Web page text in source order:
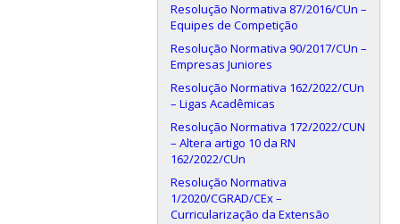
Resolução Normativa 87/2016/CUn –
Equipes de Competição
Resolução Normativa 90/2017/CUn –
Empresas Juniores
Resolução Normativa 162/2022/CUn
– Ligas Acadêmicas
Resolução Normativa 172/2022/CUN
– Altera artigo 10 da RN
162/2022/CUn
Resolução Normativa
1/2020/CGRAD/CEx –
Curricularização da Extensão